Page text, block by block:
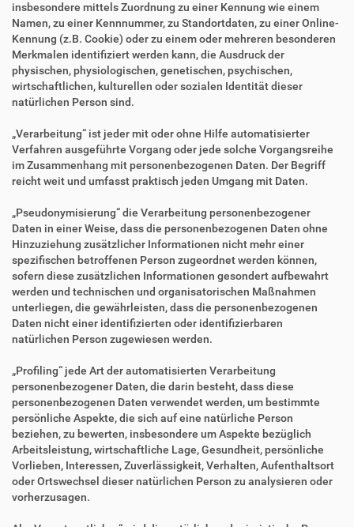
insbesondere mittels Zuordnung zu einer Kennung wie einem
Namen, zu einer Kennnummer, zu Standortdaten, zu einer Online-
Kennung (z.B. Cookie) oder zu einem oder mehreren besonderen
Merkmalen identifiziert werden kann, die Ausdruck der
physischen, physiologischen, genetischen, psychischen,
wirtschaftlichen, kulturellen oder sozialen Identität dieser
natürlichen Person sind.
„Verarbeitung“ ist jeder mit oder ohne Hilfe automatisierter
Verfahren ausgeführte Vorgang oder jede solche Vorgangsreihe
im Zusammenhang mit personenbezogenen Daten. Der Begriff
reicht weit und umfasst praktisch jeden Umgang mit Daten.
„Pseudonymisierung“ die Verarbeitung personenbezogener
Daten in einer Weise, dass die personenbezogenen Daten ohne
Hinzuziehung zusätzlicher Informationen nicht mehr einer
spezifischen betroffenen Person zugeordnet werden können,
sofern diese zusätzlichen Informationen gesondert aufbewahrt
werden und technischen und organisatorischen Maßnahmen
unterliegen, die gewährleisten, dass die personenbezogenen
Daten nicht einer identifizierten oder identifizierbaren
natürlichen Person zugewiesen werden.
„Profiling“ jede Art der automatisierten Verarbeitung
personenbezogener Daten, die darin besteht, dass diese
personenbezogenen Daten verwendet werden, um bestimmte
persönliche Aspekte, die sich auf eine natürliche Person
beziehen, zu bewerten, insbesondere um Aspekte bezüglich
Arbeitsleistung, wirtschaftliche Lage, Gesundheit, persönliche
Vorlieben, Interessen, Zuverlässigkeit, Verhalten, Aufenthaltsort
oder Ortswechsel dieser natürlichen Person zu analysieren oder
vorherzusagen.